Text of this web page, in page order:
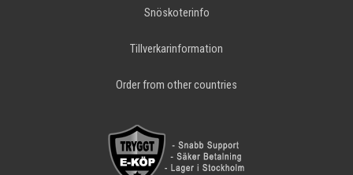
Snöskoterinfo
Tillverkarinformation
Order from other countries